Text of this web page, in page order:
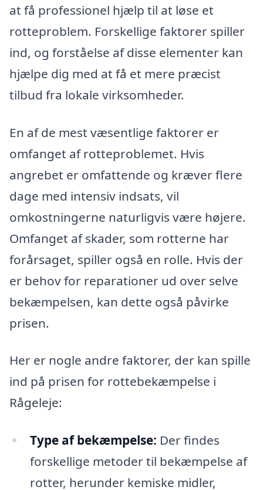
at få professionel hjælp til at løse et
rotteproblem. Forskellige faktorer spiller
ind, og forståelse af disse elementer kan
hjælpe dig med at få et mere præcist
tilbud fra lokale virksomheder.
En af de mest væsentlige faktorer er
omfanget af rotteproblemet. Hvis
angrebet er omfattende og kræver flere
dage med intensiv indsats, vil
omkostningerne naturligvis være højere.
Omfanget af skader, som rotterne har
forårsaget, spiller også en rolle. Hvis der
er behov for reparationer ud over selve
bekæmpelsen, kan dette også påvirke
prisen.
Her er nogle andre faktorer, der kan spille
ind på prisen for rottebekæmpelse i
Rågeleje:
Type af bekæmpelse: Der findes
forskellige metoder til bekæmpelse af
rotter, herunder kemiske midler,